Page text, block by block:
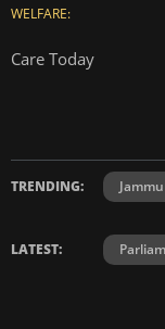
WELFARE:
Care Today
TRENDING:
LATEST: